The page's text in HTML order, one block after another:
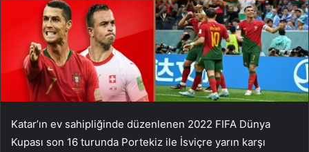
Katar’ın ev sahipliğinde düzenlenen 2022 FIFA Dünya
Kupası son 16 turunda Portekiz ile İsviçre yarın karşı